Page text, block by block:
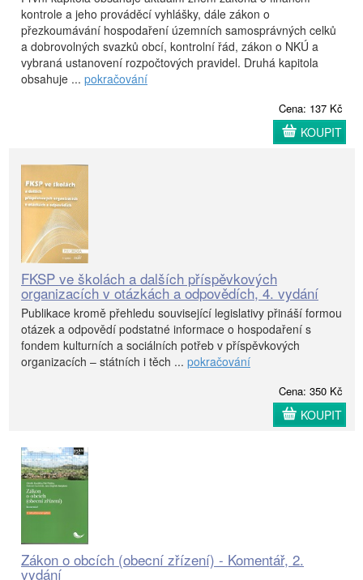
kontrole a jeho prováděcí vyhlášky, dále zákon o
přezkoumávání hospodaření územních samosprávných celků
a dobrovolných svazků obcí, kontrolní řád, zákon o NKÚ a
vybraná ustanovení rozpočtových pravidel. Druhá kapitola
obsahuje ... pokračování
Cena: 137 Kč
KOUPIT
FKSP ve školách a dalších příspěvkových
organizacích v otázkách a odpovědích, 4. vydání
Publikace kromě přehledu související legislativy přináší formou
otázek a odpovědí podstatné informace o hospodaření s
fondem kulturních a sociálních potřeb v příspěvkových
organizacích – státních i těch ... pokračování
Cena: 350 Kč
KOUPIT
Zákon o obcích (obecní zřízení) - Komentář, 2.
vydání